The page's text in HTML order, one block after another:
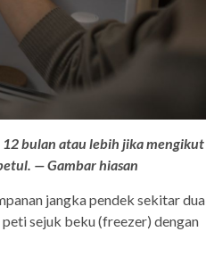
bulan atau lebih jika mengikut
— Gambar hiasan
jangka pendek sekitar dua
sejuk beku (freezer) dengan